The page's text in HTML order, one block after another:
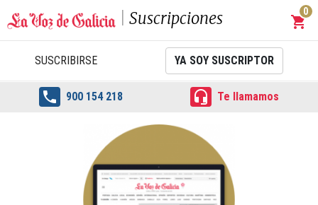
Suscripciones shopping_cart
0
SUSCRIBIRSE YA SOY SUSCRIPTOR
 900 154 218  Te llamamos